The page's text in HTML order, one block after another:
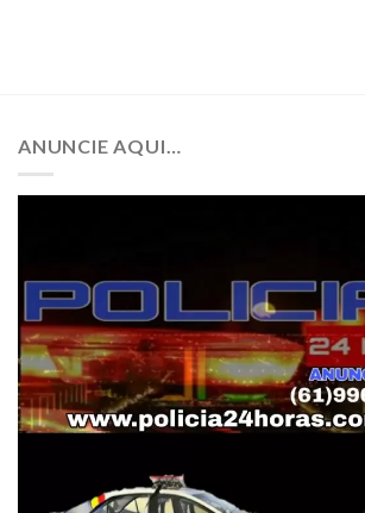
ANUNCIE AQUI…